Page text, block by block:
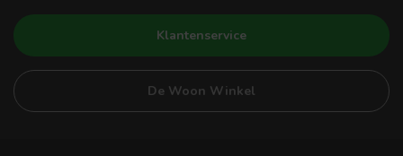
Klantenservice
De Woon Winkel